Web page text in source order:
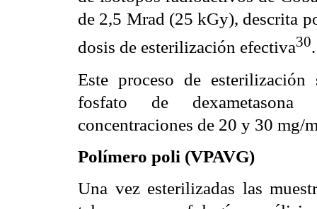
de 2,5 Mrad (25 kGy), descrita
dosis de esterilización efectiva30.
Este proceso de
fosfato de dexametasona
concentraciones de 20 y 30
Polímero poli (VPAVG)
Una vez esterilizadas las